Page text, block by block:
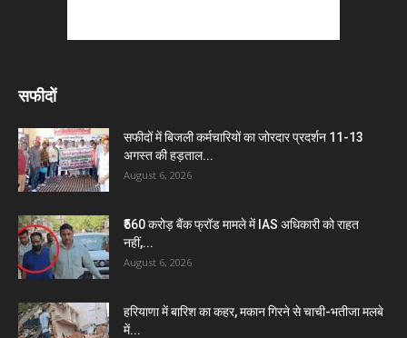
सफीदों
सफीदों में बिजली कर्मचारियों का जोरदार प्रदर्शन 11-13
अगस्त की हड़ताल...
August 6, 2026
₹560 करोड़ बैंक फ्रॉड मामले में IAS अधिकारी को राहत
नहीं,...
August 6, 2026
हरियाणा में बारिश का कहर, मकान गिरने से चाची-भतीजा मलबे
में...